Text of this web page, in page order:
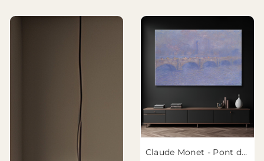
Claude Monet - Pont de Waterloo, effet de lumière du soleil